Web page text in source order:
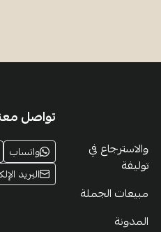
والاسترجاع في
توليفة
مبيعات الجملة
المدونة
تواصل
واتساب
البريد